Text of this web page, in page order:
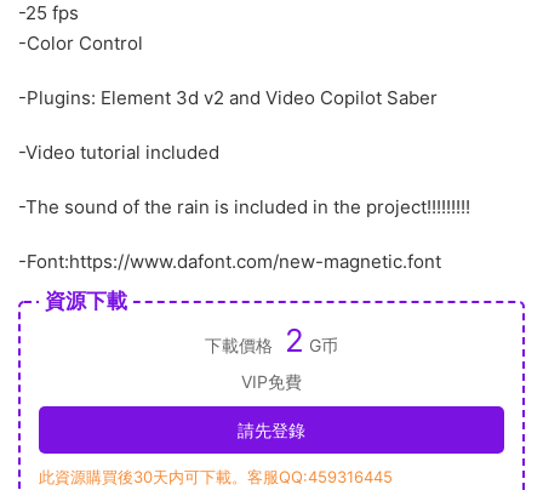
-25 fps
-Color Control
-Plugins: Element 3d v2 and Video Copilot Saber
-Video tutorial included
-The sound of the rain is included in the project!!!!!!!!!
-Font:https://www.dafont.com/new-magnetic.font
資源下載
下載價格 2 G币
VIP免費
請先登錄
此資源購買後30天内可下載。客服QQ:459316445